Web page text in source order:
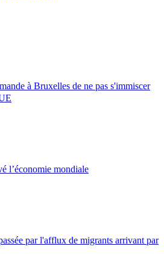
à Bruxelles de ne pas s'immiscer
l’économie mondiale
par l'afflux de migrants arrivant par